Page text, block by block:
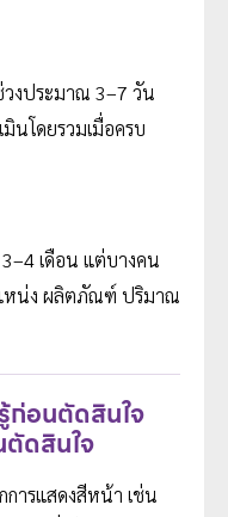
วงประมาณ 3–7 วัน
นโดยรวมเมื่อครบ
เดือน แต่บางคน
หน่ง ผลิตภัณฑ์ ปริมาณ
ก่อนตัดสินใจ
ดสินใจ
การแสดงสีหน้า เช่น